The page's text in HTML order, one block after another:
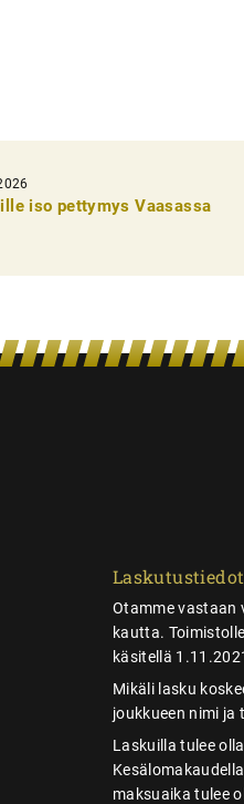
iso pettymys Vaasassa
Laskutustiedot
Otamme vastaan
kautta.
käsitellä
Mikäli lasku
joukkueen nimi ja
Laskuilla tulee
maksuaika tulee